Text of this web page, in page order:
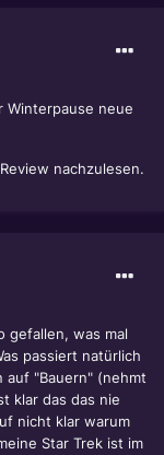
Winterpause neue
nachzulesen.
gefallen, was mal
passiert natürlich
auf "Bauern" (nehmt
klar das das nie
nicht klar warum
Star Trek ist im